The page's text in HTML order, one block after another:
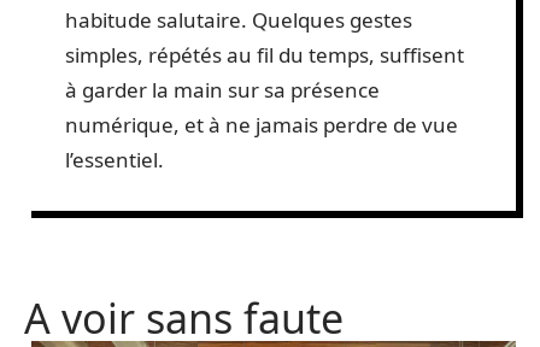
habitude salutaire. Quelques gestes
simples, répétés au fil du temps, suffisent
à garder la main sur sa présence
numérique, et à ne jamais perdre de vue
l’essentiel.
A voir sans faute